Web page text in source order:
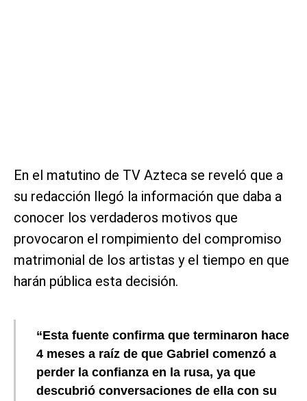
En el matutino de TV Azteca se reveló que a
su redacción llegó la información que daba a
conocer los verdaderos motivos que
provocaron el rompimiento del compromiso
matrimonial de los artistas y el tiempo en que
harán pública esta decisión.
“Esta fuente confirma que terminaron hace
4 meses a raíz de que Gabriel comenzó a
perder la confianza en la rusa, ya que
descubrió conversaciones de ella con su